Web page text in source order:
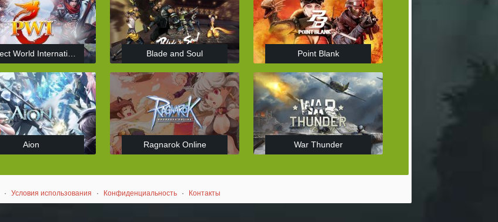
Blade and Soul Point Blank
Aion Ragnarok Online War Thunder
· Условия использования · Конфиденциальность · Контакты